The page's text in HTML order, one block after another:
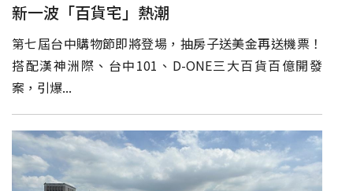
新一波「百貨宅」熱潮
第七屆台中購物節即將登場，抽房子送美金再送機票！
搭配漢神洲際、台中101、D-ONE三大百貨百億開發
案，引爆...